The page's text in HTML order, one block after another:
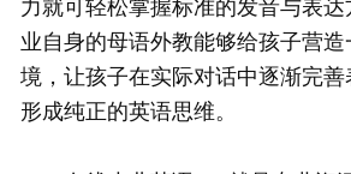
力就可轻松掌握标准的发音与表
业自身的母语外教能够给孩子营
境，让孩子在实际对话中逐渐完
形成纯正的英语思维。